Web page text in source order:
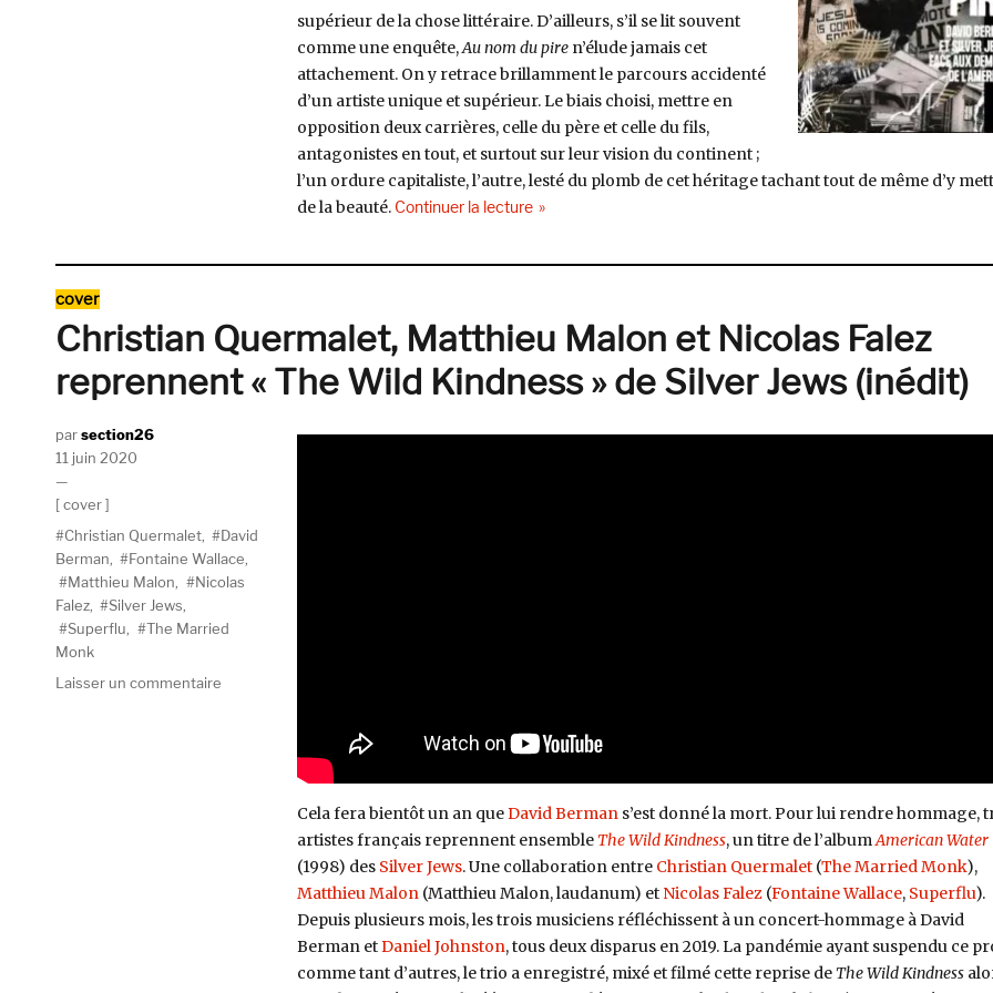
supérieur de la chose littéraire. D’ailleurs, s’il se lit souvent
comme une enquête,Au nom du piren’élude jamais cet
attachement. On y retrace brillamment le parcours accidenté
d’un artiste unique et supérieur. Le biais choisi, mettre en
opposition deux carrières, celle du père et celle du fils,
antagonistes en tout, et surtout sur leur vision du continent ;
l’un ordure capitaliste, l’autre, lesté du plomb de cet héritage tachant tout de même d’y
de la beauté. Continuer la lecturede « Selectorama : Pascal Bertin »
Catégories
cover
Christian Quermalet, Matthieu Malon et Nicolas Falez
reprennent « The Wild Kindness » de Silver Jews (inédit)
Cela fera bientôt un an queDavid Bermans’est donné la mort. Pour lui rendre hommage,
artistes français reprennent ensemble The Wild Kindness, un titre de l’albumAmerican Water
(1998) des Silver Jews. Une collaboration entre Christian Quermalet(The Married Monk),
Matthieu Malon(Matthieu Malon, laudanum) et Nicolas Falez(Fontaine Wallace, Superflu).
Depuis plusieurs mois, les trois musiciens réfléchissent à un concert-hommage à David
Berman etDaniel Johnston, tous deux disparus en 2019. La pandémie ayant suspendu ce
comme tant d’autres, le trio a enregistré, mixé et filmé cette reprise de The Wild Kindness
Auteursection26
Publié
le
11 juin 2020
Catégories
cover
Étiquettes
Christian Quermalet
David
Berman
Fontaine Wallace
Matthieu Malon
Nicolas
Falez
Silver Jews
Superflu
The Married
Monk
Laisser un commentaire
reprennent